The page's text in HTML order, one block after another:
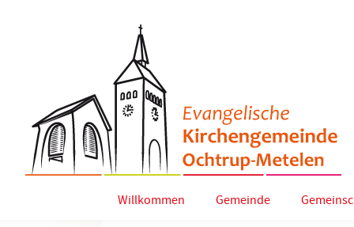
Willkommen Gemeinde